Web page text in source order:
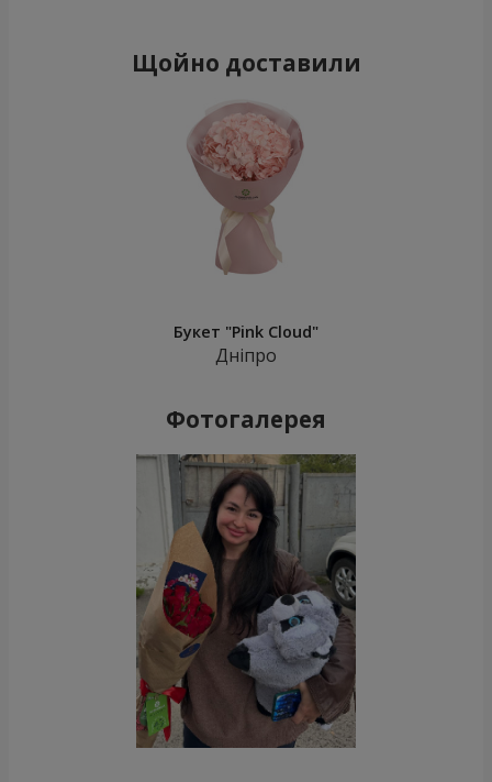
Щойно доставили
Букет "Pink Cloud"
Дніпро
Фотогалерея